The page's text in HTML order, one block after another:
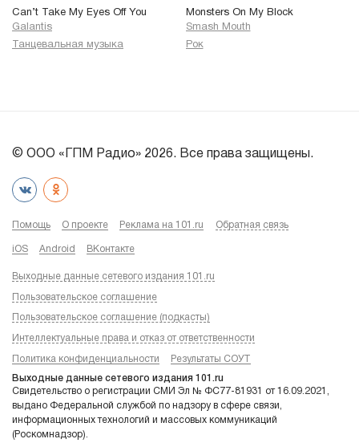
Can’t Take My Eyes Off You
Galantis
Танцевальная музыка
Monsters On My Block
Smash Mouth
Рок
© ООО «ГПМ Радио» 2026. Все права защищены.
Помощь О проекте Реклама на 101.ru Обратная связь
iOS Android ВКонтакте
Выходные данные сетевого издания 101.ru
Пользовательское соглашение
Пользовательское соглашение (подкасты)
Интеллектуальные права и отказ от ответственности
Политика конфиденциальности Результаты СОУТ
Выходные данные сетевого издания 101.ru
Свидетельство о регистрации СМИ Эл № ФС77-81931 от 16.09.2021,
выдано Федеральной службой по надзору в сфере связи,
информационных технологий и массовых коммуникаций
(Роскомнадзор).